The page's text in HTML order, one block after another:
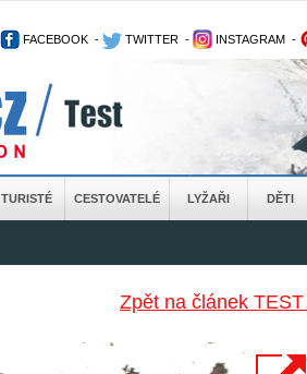
FACEBOOK - TWITTER - INSTAGRAM -
TURISTÉ CESTOVATELÉ LYŽAŘI DĚTI
Zpět na článek